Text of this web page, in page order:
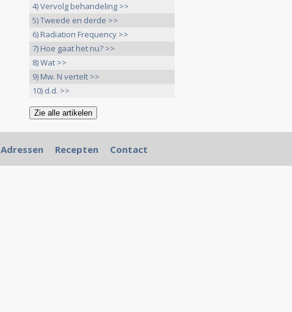
4) Vervolg behandeling >>
5) Tweede en derde >>
6) Radiation Frequency >>
7) Hoe gaat het nu? >>
8) Wat >>
9) Mw. N vertelt >>
10) d.d. >>
Adressen Recepten Contact